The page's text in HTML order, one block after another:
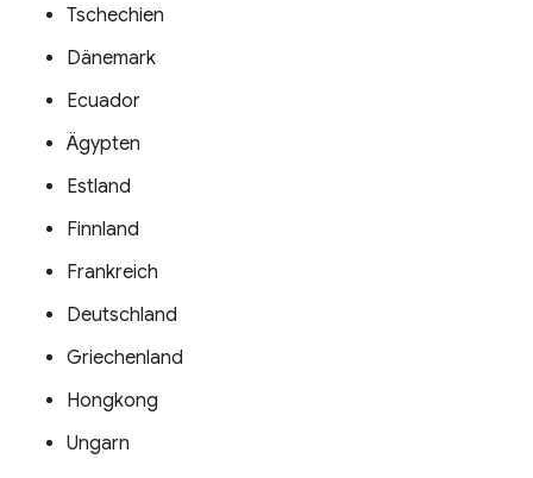
Tschechien
Dänemark
Ecuador
Ägypten
Estland
Finnland
Frankreich
Deutschland
Griechenland
Hongkong
Ungarn